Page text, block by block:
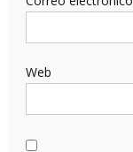
Web